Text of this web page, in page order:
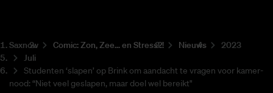
Saxnow Co­mic: Zon, Zee... en Stress?! Nieuws
2023
Juli
Stu­den­ten ‘sla­pen’ op Brink om aan­dacht te vra­gen voor ka­mer­
nood: “Niet veel geslapen, maar doel wel bereikt"